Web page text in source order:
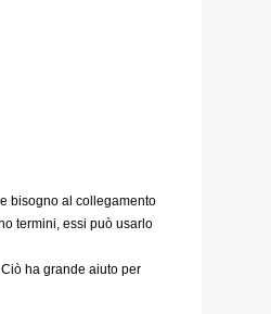
bisogno al collegamento
termini, essi può usarlo
ha grande aiuto per